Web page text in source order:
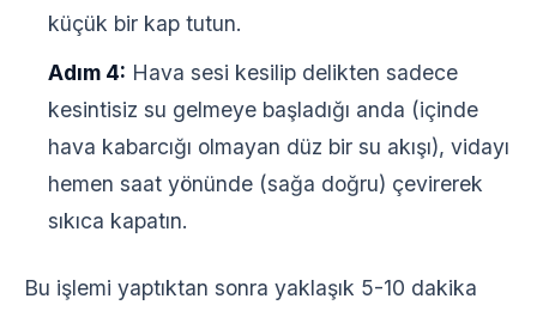
küçük bir kap tutun.
Adım 4: Hava sesi kesilip delikten sadece
kesintisiz su gelmeye başladığı anda (içinde
hava kabarcığı olmayan düz bir su akışı), vidayı
hemen saat yönünde (sağa doğru) çevirerek
sıkıca kapatın.
Bu işlemi yaptıktan sonra yaklaşık 5-10 dakika